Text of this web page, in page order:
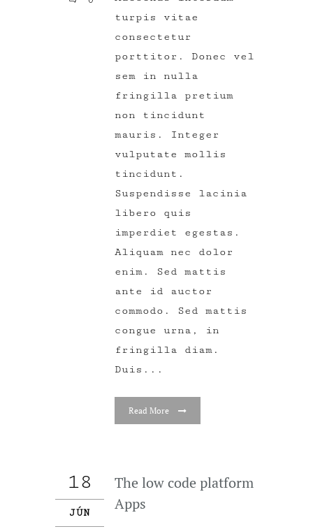
turpis vitae
consectetur
porttitor. Donec vel
sem in nulla
fringilla pretium
non tincidunt
mauris. Integer
vulputate mollis
tincidunt.
Suspendisse lacinia
libero quis
imperdiet egestas.
Aliquam nec dolor
enim. Sed mattis
ante id auctor
commodo. Sed mattis
congue urna, in
fringilla diam.
Duis...
Read More
18
JÚN
The low code platform
Apps